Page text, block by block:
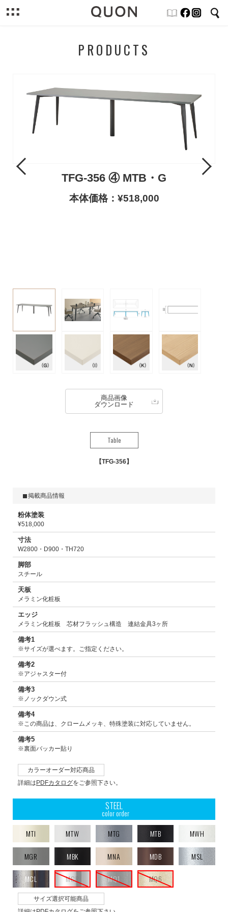
PRODUCTS
Previous
TFG-356 ④ MTB・G
本体価格：¥518,000
Next
商品画像
ダウンロード
Table
TFG-356
掲載商品情報
粉体塗装
¥518,000
寸法
W2800・D900・TH720
脚部
スチール
天板
メラミン化粧板
エッジ
メラミン化粧板 芯材フラッシュ構造 連結金具3ヶ所
備考1
※サイズが選べます。ご指定ください。
備考2
※アジャスター付
備考3
※ノックダウン式
備考4
※この商品は、クロームメッキ、特殊塗装に対応していません。
備考5
※裏面バッカー貼り
カラーオーダー対応商品
詳細は PDFカタログをご参照下さい。
STEEL
color order
MTI
MTW MTG MTB MWH
MGR MBK MNA MDB MSL
MCL MCR MQ1 MQ6
サイズ選択可能商品